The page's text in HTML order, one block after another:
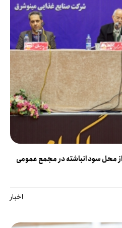
محل سود انباشته در مجمع عمومی
اخبار